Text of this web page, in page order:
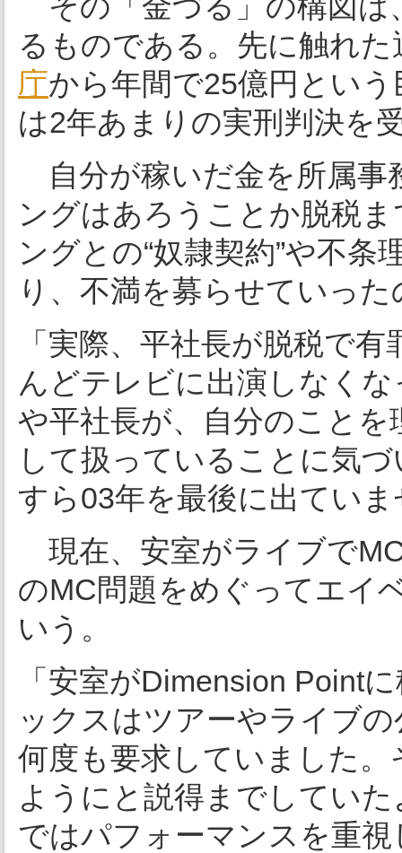
るものである。先に触れ
庁から年間で25億円とい
は2年あまりの実刑判決を
自分が稼いだ金を所属事
ングはあろうことか脱税
ングとの“奴隷契約”や不
り、不満を募らせていっ
「実際、平社長が脱税で
んどテレビに出演しなく
や平社長が、自分のことを
して扱っていることに気
すら03年を最後に出てい
現在、安室がライブで
のMC問題をめぐってエイ
いう。
「安室がDimension Point
ックスはツアーやライブ
何度も要求していました
ようにと説得までしてい
ではパフォーマンスを重